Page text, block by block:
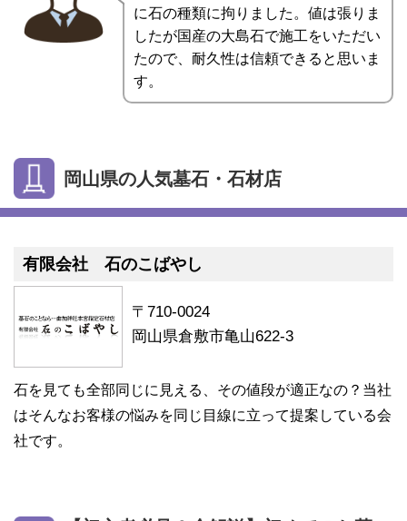
に石の種類に拘りました。値は張りま
したが国産の大島石で施工をいただい
たので、耐久性は信頼できると思いま
す。
岡山県の人気墓石・石材店
有限会社 石のこばやし
〒710-0024
岡山県倉敷市亀山622-3
石を見ても全部同じに見える、その値段が適正なの？当社
はそんなお客様の悩みを同じ目線に立って提案している会
社です。